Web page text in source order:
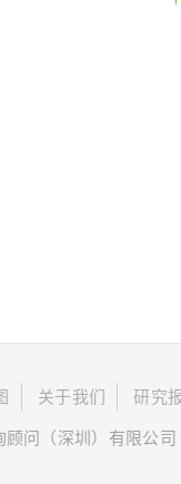
关于我们 研究
问（深圳）有限公司